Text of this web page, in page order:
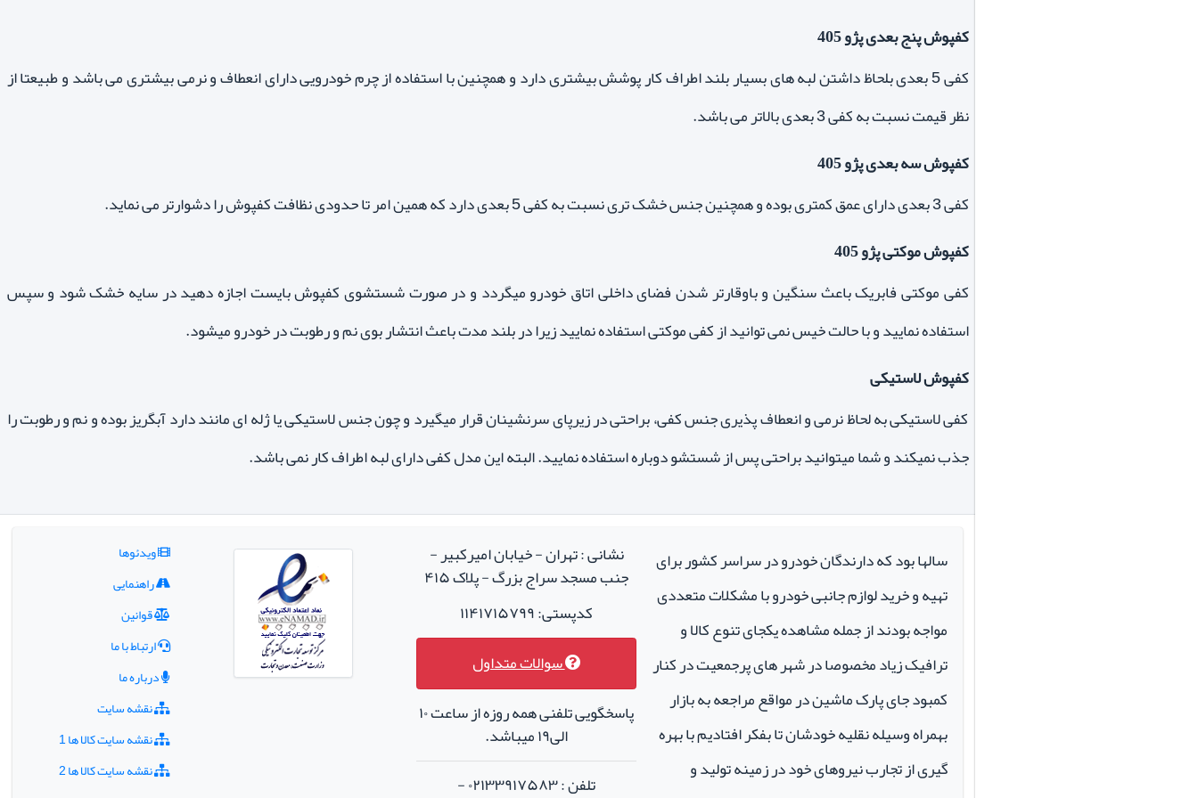
کفپوش پنج بعدی پژو 405
کفی 5 بعدی بلحاظ داشتن لبه های بسیار بلند اطراف کار پوشش بیشتری دارد و همچنین با استفاده از چرم خودرویی دارای انعطاف و نرمی بیشتری می باشد و طبیعتا از
نظر قیمت نسبت به کفی 3 بعدی بالاتر می باشد.
کفپوش سه بعدی پژو 405
کفی 3 بعدی دارای عمق کمتری بوده و همچنین جنس خشک تری نسبت به کفی 5 بعدی دارد که همین امر تا حدودی نظافت کفپوش را دشوارتر می نماید.
کفپوش موکتی پژو 405
کفی موکتی فابریک باعث سنگین و باوقارتر شدن فضای داخلی اتاق خودرو میگردد و در صورت شستشوی کفپوش بایست اجازه دهید در سایه خشک شود و سپس
استفاده نمایید و با حالت خیس نمی توانید از کفی موکتی استفاده نمایید زیرا در بلند مدت باعث انتشار بوی نم و رطوبت در خودرو میشود.
کفپوش لاستیکی
کفی لاستیکی به لحاظ نرمی و انعطاف پذیری جنس کفی، براحتی در زیرپای سرنشینان قرار میگیرد و چون جنس لاستیکی یا ژله ای مانند دارد آبگریز بوده و نم و رطوبت را
جذب نمیکند و شما میتوانید براحتی پس از شستشو دوباره استفاده نمایید. البته این مدل کفی دارای لبه اطراف کار نمی باشد.
سالها بود که دارندگان خودرو در سراسر کشور برای
تهیه و خرید لوازم جانبی خودرو با مشکلات متعددی
مواجه بودند از جمله مشاهده یکجای تنوع کالا و
ترافیک زیاد مخصوصا در شهر های پرجمعیت در کنار
کمبود جای پارک ماشین در مواقع مراجعه به بازار
بهمراه وسیله نقلیه خودشان تا بفکر افتادیم با بهره
گیری از تجارب نیروهای خود در زمینه تولید و
نشانی : تهران - خیابان امیرکبیر -
جنب مسجد سراج بزرگ - پلاک ۴۱۵
کدپستی: ۱۱۴۱۷۱۵۷۹۹
سوالات متداول
پاسخگویی تلفنی همه روزه از ساعت ۱۰
الی۱۹ میباشد.
تلفن : ۰۲۱۳۳۹۱۷۵۸۳ -
ویدئوها
راهنمایی
قوانین
ارتباط با ما
درباره ما
نقشه سایت
نقشه سایت کالا ها 1
نقشه سایت کالا ها 2